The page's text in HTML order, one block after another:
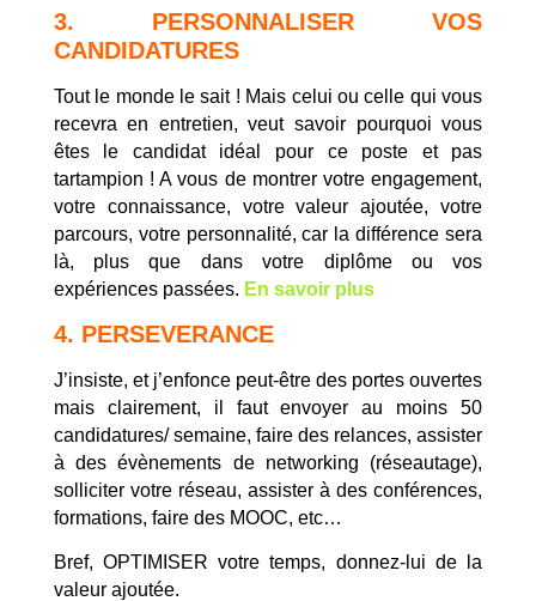
3. PERSONNALISER VOS
CANDIDATURES
Tout le monde le sait ! Mais celui ou celle qui vous
recevra en entretien, veut savoir pourquoi vous
êtes le candidat idéal pour ce poste et pas
tartampion ! A vous de montrer votre engagement,
votre connaissance, votre valeur ajoutée, votre
parcours, votre personnalité, car la différence sera
là, plus que dans votre diplôme ou vos
expériences passées. En savoir plus
4. PERSEVERANCE
J’insiste, et j’enfonce peut-être des portes ouvertes
mais clairement, il faut envoyer au moins 50
candidatures/ semaine, faire des relances, assister
à des évènements de networking (réseautage),
solliciter votre réseau, assister à des conférences,
formations, faire des MOOC, etc…
Bref, OPTIMISER votre temps, donnez-lui de la
valeur ajoutée.